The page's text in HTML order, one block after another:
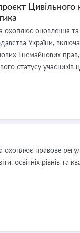
Цивільного
охоплює оновлення
України,
і немайнових
статусу учасників
охоплює правове
освітніх рівнів та